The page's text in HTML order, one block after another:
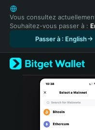
English
日本語
Tiếng Việt
Español (Latinoamérica)
Türkçe
Italiano
Vous consultez
Souhaitez-vous passer à :
Passer à : English